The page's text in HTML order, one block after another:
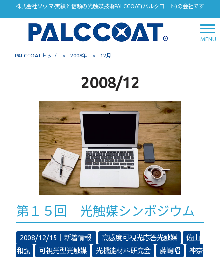
株式会社ソウマ-実績と信頼の光触媒技術PALCCOAT(パルクコート)の会社です
MENU
PALCCOATトップ > 2008年 > 12月
2008/12
第１５回 光触媒シンポジウム
2008/12/15｜ 新着情報 高感度可視光応答光触媒
佐山
和弘
可視光型光触媒 光機能材料研究会 藤嶋昭
神奈